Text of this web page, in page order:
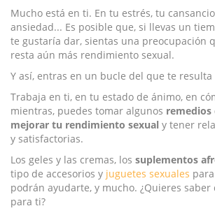
Mucho está en ti. En tu estrés, tu
ansiedad... Es posible que, si llevas un
te gustaría dar, sientas una preocupación
resta aún más rendimiento sexual.
Y así, entras en un bucle del que te
Trabaja en ti, en tu estado de ánimo, en
mientras, puedes tomar algunos remedios
mejorar tu rendimiento sexual y tener
y satisfactorias.
Los geles y las cremas, los suplementos
tipo de accesorios y juguetes sexuales
podrán ayudarte, y mucho. ¿Quieres
para ti?